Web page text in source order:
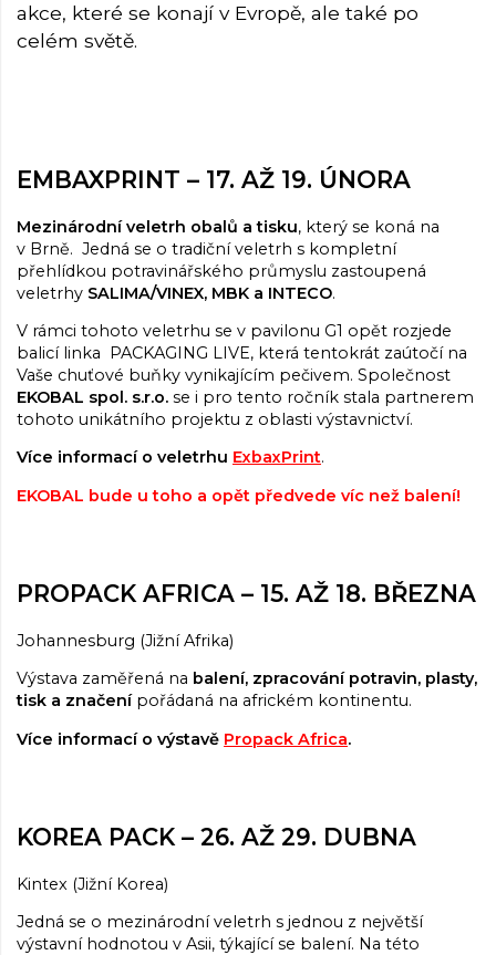
akce, které se konají v Evropě, ale také po
celém světě.
EMBAXPRINT – 17. AŽ 19. ÚNORA
Mezinárodní veletrh obalů a tisku, který se koná na
v Brně. Jedná se o tradiční veletrh s kompletní
přehlídkou potravinářského průmyslu zastoupená
veletrhy SALIMA/VINEX, MBK a INTECO.
V rámci tohoto veletrhu se v pavilonu G1 opět rozjede
balicí linka PACKAGING LIVE, která tentokrát zaútočí na
Vaše chuťové buňky vynikajícím pečivem. Společnost
EKOBAL spol. s.r.o. se i pro tento ročník stala partnerem
tohoto unikátního projektu z oblasti výstavnictví.
Více informací o veletrhu ExbaxPrint.
EKOBAL bude u toho a opět předvede víc než balení!
PROPACK AFRICA – 15. AŽ 18. BŘEZNA
Johannesburg (Jižní Afrika)
Výstava zaměřená na balení, zpracování potravin, plasty,
tisk a značenípořádaná na africkém kontinentu.
Více informací o výstavě Propack Africa.
KOREA PACK – 26. AŽ 29. DUBNA
Kintex (Jižní Korea)
Jedná se o mezinárodní veletrh s jednou z největší
výstavní hodnotou v Asii, týkající se balení. Na této